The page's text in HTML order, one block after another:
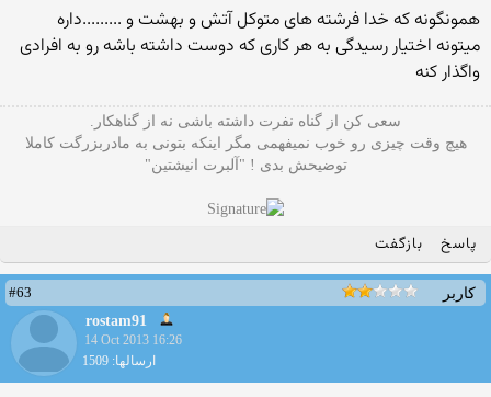
همونگونه که خدا فرشته های متوکل آتش و بهشت و .........داره
میتونه اختیار رسیدگی به هر کاری که دوست داشته باشه رو به افرادی
واگذار کنه
سعی کن از گناه نفرت داشته باشی نه از گناهکار.
هیچ وقت چیزی رو خوب نمیفهمی مگر اینکه بتونی به مادربزرگت کاملا
توضیحش بدی ! "آلبرت انیشتین"
پاسخ بازگفت
کاربر
#63
rostam91
14 Oct 2013 16:26
ارسالها: 1509